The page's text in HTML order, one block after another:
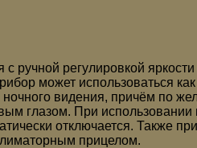
ручной регулировкой яркости
может использоваться
ночного видения, причём по
глазом. При использовании
отключается. Также
прицелом.